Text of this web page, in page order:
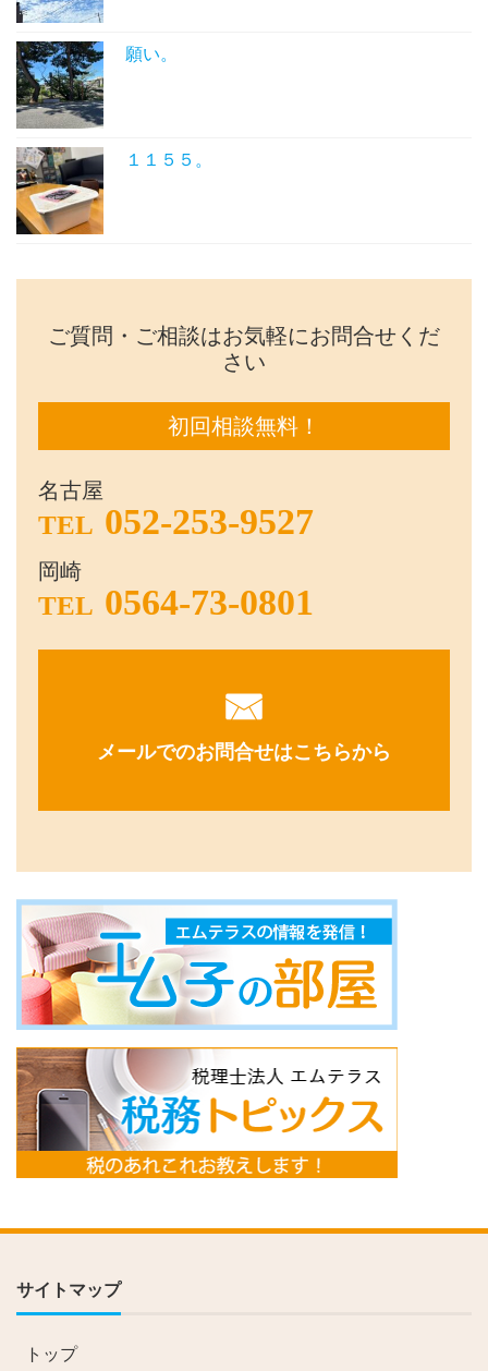
願い。
１１５５。
ご質問・ご相談はお気軽にお問合せくだ
さい
初回相談無料！
名古屋
TEL 052-253-9527
岡崎
TEL 0564-73-0801
メールでのお問合せはこちらから
サイトマップ
トップ